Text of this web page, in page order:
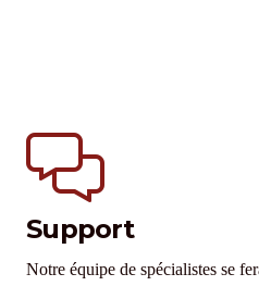
Support
Notre équipe de spécialistes se